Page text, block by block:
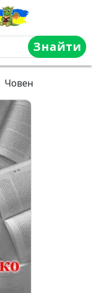
Знайти
Човен